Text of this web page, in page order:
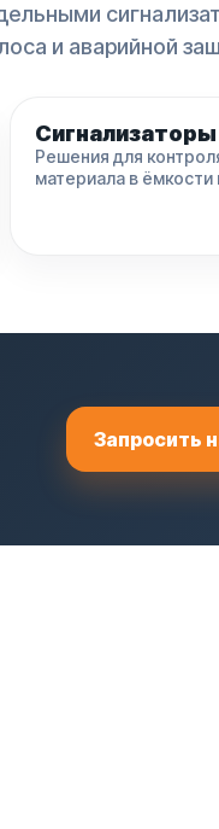
и аварийной
Сигнализаторы
Решения для
материала в ёмкости
Запросить